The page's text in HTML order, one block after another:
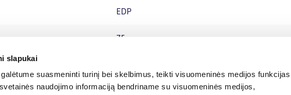
slapukai
suasmeninti turinį bei skelbimus, teikti visuomeninės medijos funkcijas
naudojimo informaciją bendriname su visuomeninės medijos,
EDP
75